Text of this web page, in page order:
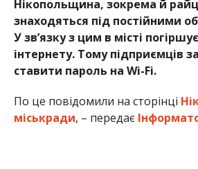
мережу без паролів умагазинах,
об’єктах бізнесу. Це необхідно
нікопольці мали можливість
отримувати інформацію щодо
направлено й до великих
Водночас важливо, щоб до цієї